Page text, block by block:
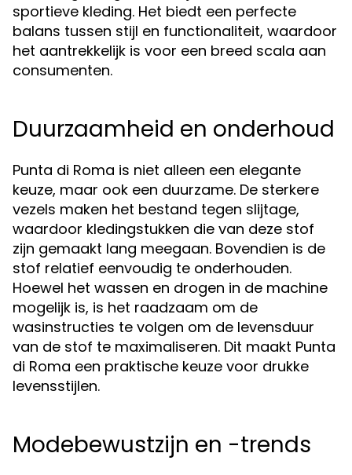
sportieve kleding. Het biedt een perfecte
balans tussen stijl en functionaliteit, waardoor
het aantrekkelijk is voor een breed scala aan
consumenten.
Duurzaamheid en onderhoud
Punta di Roma is niet alleen een elegante
keuze, maar ook een duurzame. De sterkere
vezels maken het bestand tegen slijtage,
waardoor kledingstukken die van deze stof
zijn gemaakt lang meegaan. Bovendien is de
stof relatief eenvoudig te onderhouden.
Hoewel het wassen en drogen in de machine
mogelijk is, is het raadzaam om de
wasinstructies te volgen om de levensduur
van de stof te maximaliseren. Dit maakt Punta
di Roma een praktische keuze voor drukke
levensstijlen.
Modebewustzijn en -trends